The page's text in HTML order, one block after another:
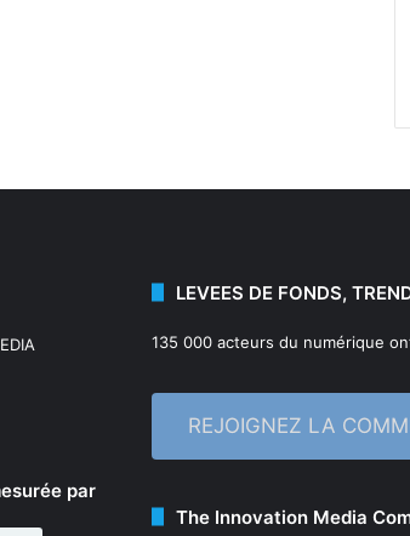
par
LEVEES DE FONDS,
135 000 acteurs du numérique
REJOIGNEZ LA
The Innovation Media